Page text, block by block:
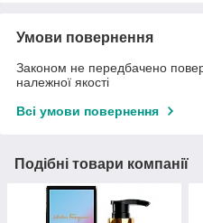
Умови повернення
Законом не передбачено
належної якості
Всі умови повернення
Подібні товари компанії